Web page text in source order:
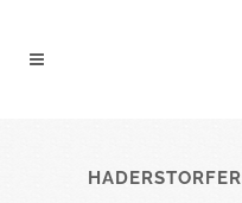
HADERSTORFER